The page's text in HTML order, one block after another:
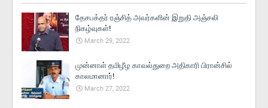
தேசபக்தர் ரஞ்சித் அவர்களின் இறுதி அஞ்சலி
நிகழ்வுகள்!
March 29, 2022
முன்னாள் தமிழீழ காவல்துறை அதிகாரி பிரான்சில்
காலமானார்!
March 27, 2022